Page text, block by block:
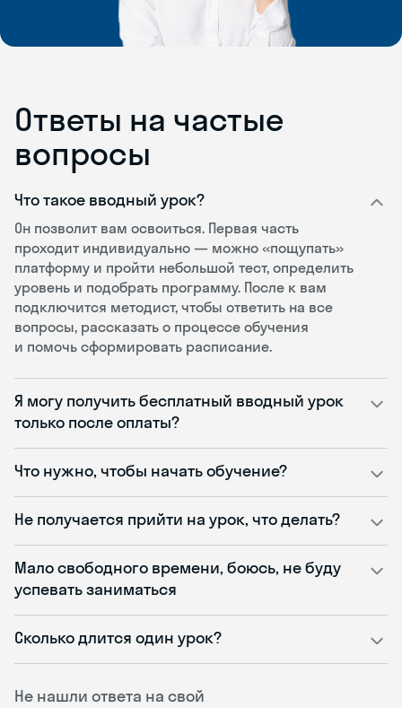
Ответы на частые
вопросы
Не нашли ответа на свой
Что такое вводный урок?
Он позволит вам освоиться. Первая часть
проходит индивидуально — можно «пощупать»
платформу и пройти небольшой тест, определить
уровень и подобрать программу. После к вам
подключится методист, чтобы ответить на все
вопросы, рассказать о процессе обучения
и помочь сформировать расписание.
Я могу получить бесплатный вводный урок
только после оплаты?
Что нужно, чтобы начать обучение?
Не получается прийти на урок, что делать?
Мало свободного времени, боюсь, не буду
успевать заниматься
Сколько длится один урок?